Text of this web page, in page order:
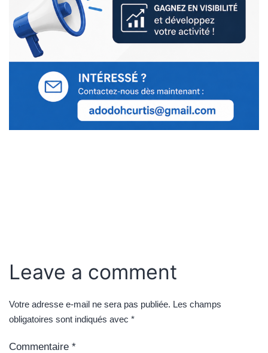
Leave a comment
Votre adresse e-mail ne sera pas publiée. Les champs
obligatoires sont indiqués avec *
Commentaire *